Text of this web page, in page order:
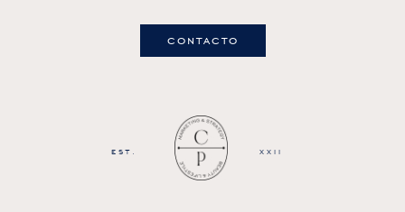
contacto
EST. XXII